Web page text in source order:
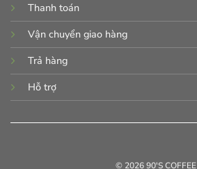
Thanh toán
Vận chuyển giao hàng
Trả hàng
Hỗ trợ
© 2026 90'S COFFEE